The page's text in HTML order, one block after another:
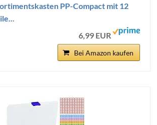
PP-Compact mit 12
6,99 EUR
Bei Amazon kaufen